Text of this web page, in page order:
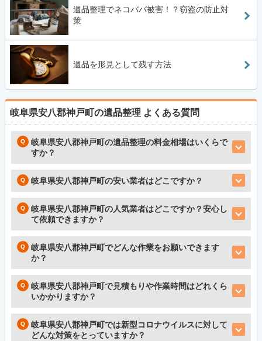
遺品整理でネコババ被害！？窃盗の防止対
策
遺品を形見として残す方法
岐阜県安八郡神戸町の遺品整理 よくある質問
岐阜県安八郡神戸町の遺品整理の料金相場はいくらで
すか？
岐阜県安八郡神戸町の安い業者はどこですか？
岐阜県安八郡神戸町の人気業者はどこですか？安心し
て依頼できますか？
岐阜県安八郡神戸町でどんな作業をお願いできます
か？
岐阜県安八郡神戸町で見積もりや作業時間はどれくら
いかかりますか？
岐阜県安八郡神戸町では新型コロナウイルスに対して
どんな対策をとっていますか？